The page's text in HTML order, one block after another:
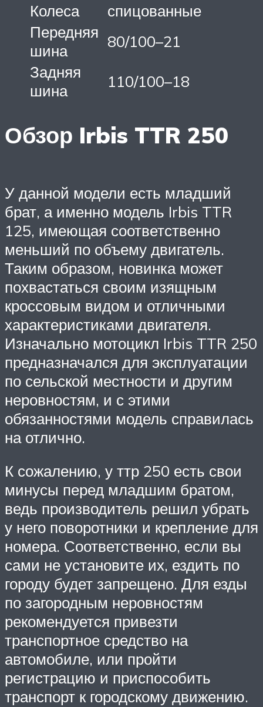
Колеса
спицованные
Передняя
шина
80/100–21
Задняя
шина
110/100–18
Обзор Irbis TTR 250
У данной модели есть младший
брат, а именно модель Irbis TTR
125, имеющая соответственно
меньший по объему двигатель.
Таким образом, новинка может
похвастаться своим изящным
кроссовым видом и отличными
характеристиками двигателя.
Изначально мотоцикл Irbis TTR 250
предназначался для эксплуатации
по сельской местности и другим
неровностям, и с этими
обязанностями модель справилась
на отлично.
К сожалению, у ттр 250 есть свои
минусы перед младшим братом,
ведь производитель решил убрать
у него поворотники и крепление для
номера. Соответственно, если вы
сами не установите их, ездить по
городу будет запрещено. Для езды
по загородным неровностям
рекомендуется привезти
транспортное средство на
автомобиле, или пройти
регистрацию и приспособить
транспорт к городскому движению.